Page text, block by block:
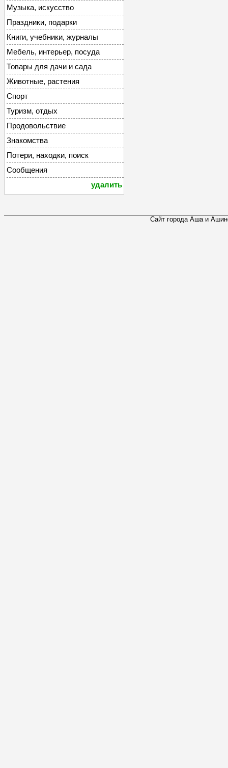
Музыка, искусство
Праздники, подарки
Книги, учебники, журналы
Мебель, интерьер, посуда
Товары для дачи и сада
Животные, растения
Спорт
Туризм, отдых
Продовольствие
Знакомства
Потери, находки, поиск
Сообщения
удалить
Сайт города Аша и